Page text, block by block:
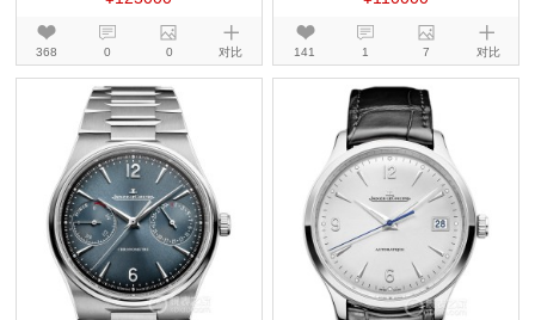
368 0 0 对比 141 1 7 对比